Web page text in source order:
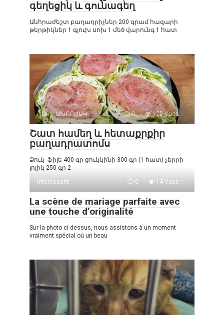
գեղեցիկ և գունագեղ
Անհրաժեշտ բաղադրիչներ 200 գրամ հազարի
թերթիկներ 1 գլուխ սոխ 1 մեծ վարունգ 1 հատ
ԲԱՐԻ ԱԽՈՐԺԱԿ 0 125 Vues :
Շատ համեղ և հետաքրքիր
բաղադրատոմս
Ձուկ -ֆիլե 400 գր ցուկկինի 300 գր (1 հատ) չերրի
լոլիկ 250 գր 2
Intéressant
0 14 Vues :
La scène de mariage parfaite avec
une touche d’originalité
Sur la photo ci-dessus, nous assistons à un moment
vraiment spécial où un beau